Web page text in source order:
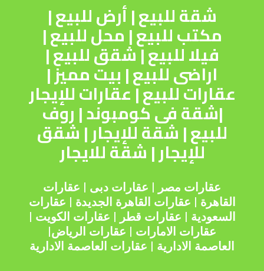
شقة للبيع|أرض للبيع|
مكتب للبيع|محل للبيع|
فيلا للبيع|شقق للبيع|
اراضى للبيع|بيت مميز|
عقارات للبيع|عقارات للإيجار
|شقة فى كومبوند|روف
للبيع|شقة للإيجار|شقق
للإيجار|شقة للايجار
عقارات مصر | عقارات دبى | عقارات
القاهرة | عقارات القاهرة الجديدة | عقارات
السعودية | عقارات قطر | عقارات الكويت |
عقارات الامارات | عقارات الرياض|
العاصمة الادارية | عقارات العاصمة الادارية